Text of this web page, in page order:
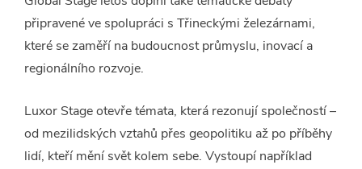
připravené ve spolupráci s Třineckými železárnami,
které se zaměří na budoucnost průmyslu, inovací a
regionálního rozvoje.
Luxor Stage otevře témata, která rezonují společností –
od mezilidských vztahů přes geopolitiku až po příběhy
lidí, kteří mění svět kolem sebe. Vystoupí například